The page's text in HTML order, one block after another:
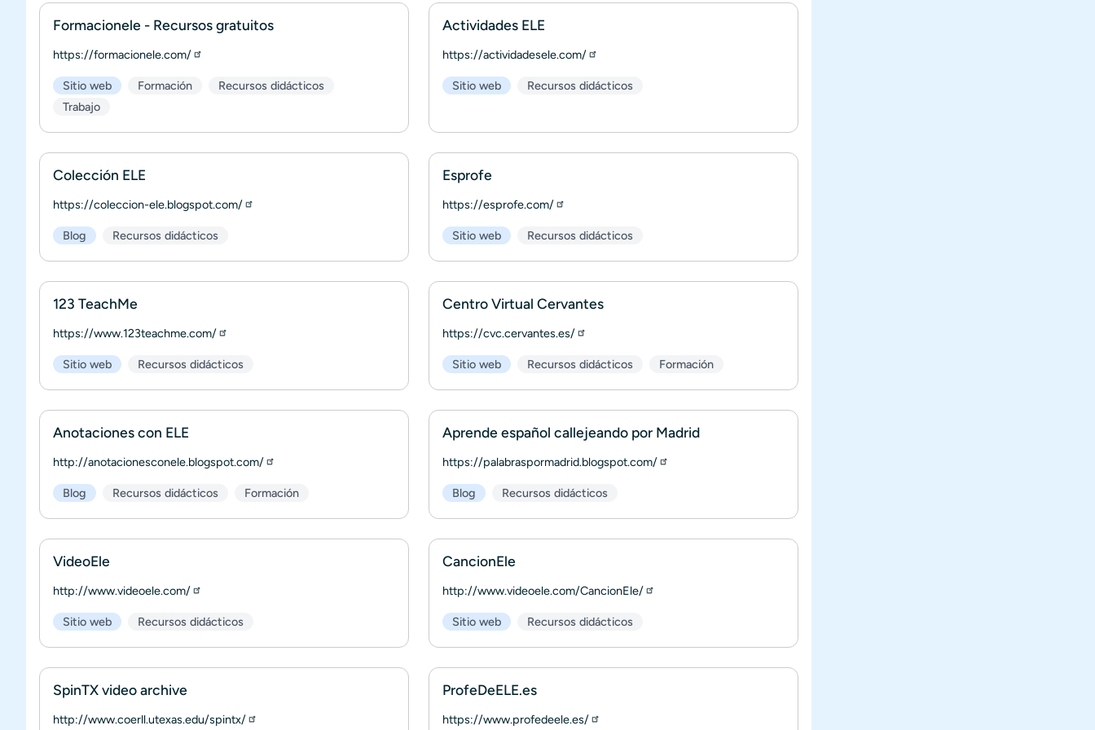
Formacionele - Recursos gratuitos
https://formacionele.com/
Sitio web Formación
Recursos didácticos
Trabajo
Actividades ELE
https://actividadesele.com/
Sitio web Recursos didácticos
Colección ELE
https://coleccion-ele.blogspot.com/
Blog Recursos didácticos
Esprofe
https://esprofe.com/
Sitio web Recursos didácticos
123 TeachMe
https://www.123teachme.com/
Sitio web Recursos didácticos
Centro Virtual Cervantes
https://cvc.cervantes.es/
Sitio web Recursos didácticos Formación
Anotaciones con ELE
http://anotacionesconele.blogspot.com/
Blog Recursos didácticos Formación
Aprende español callejeando por Madrid
https://palabraspormadrid.blogspot.com/
Blog Recursos didácticos
VideoEle
http://www.videoele.com/
Sitio web Recursos didácticos
CancionEle
http://www.videoele.com/CancionEle/
Sitio web Recursos didácticos
SpinTX video archive
http://www.coerll.utexas.edu/spintx/
ProfeDeELE.es
https://www.profedeele.es/